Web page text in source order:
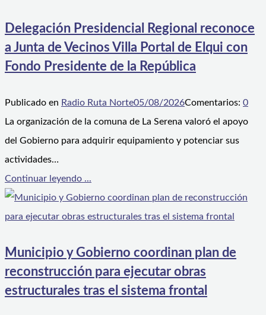
Delegación Presidencial Regional reconoce
a Junta de Vecinos Villa Portal de Elqui con
Fondo Presidente de la República
Publicado en Radio Ruta Norte05/08/2026Comentarios: 0
La organización de la comuna de La Serena valoró el apoyo
del Gobierno para adquirir equipamiento y potenciar sus
actividades…
Continuar leyendo ...
Municipio y Gobierno coordinan plan de
reconstrucción para ejecutar obras
estructurales tras el sistema frontal